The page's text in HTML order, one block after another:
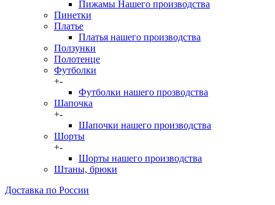
Пижамы Нашего производства
Пинетки
Платье
Платья нашего производства
Ползунки
Полотенце
Футболки
+-
Футболки нашего прозводства
Шапочка
+-
Шапочки нашего производства
Шорты
+-
Шорты нашего производства
Штаны, брюки
Доставка по России